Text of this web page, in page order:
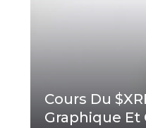
Cours Du
Graphique Et